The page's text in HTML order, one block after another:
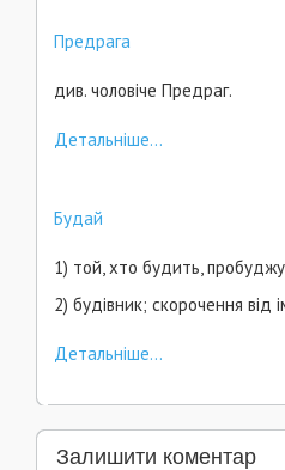
Предрага
див. чоловіче Предраг.
Детальніше...
Будай
1) той, хто будить,
2) будівник; скорочення від
Детальніше...
Залишити коментар